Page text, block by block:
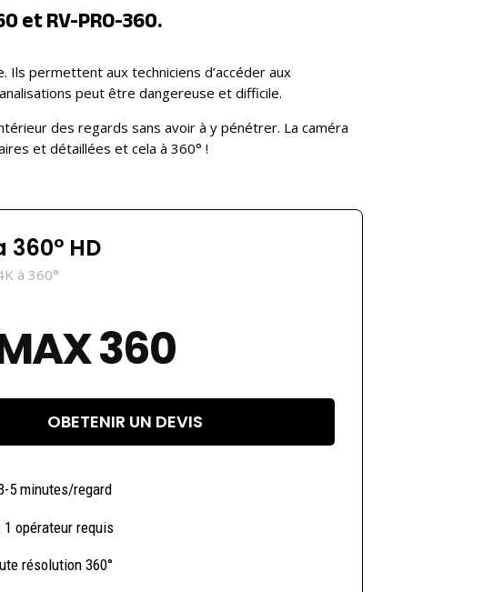
et RV-PRO-360.
Ils permettent aux techniciens d’accéder aux
peut être dangereuse et difficile.
des regards sans avoir à y pénétrer. La caméra
et détaillées et cela à 360° !
HD
à 360°
360
OBETENIR UN DEVIS
5 minutes/regard
1 opérateur requis
résolution 360°